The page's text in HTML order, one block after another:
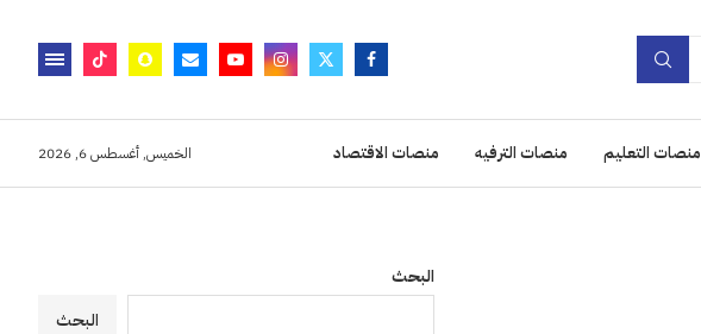
منصات التعليم منصات الترفيه منصات الاقتصاد الخميس, أغسطس 6, 2026
البحث
البحث